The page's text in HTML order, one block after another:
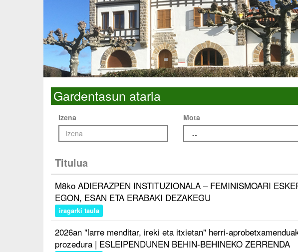
Gardentasun ataria
Izena
Mota
Titulua
M8ko ADIERAZPEN INSTITUZIONALA – FEMINISMOARI
EGON, ESAN ETA ERABAKI DEZAKEGU
iragarki taula
2026an "larre menditar, ireki eta itxietan" herri-
prozedura | ESLEIPENDUNEN BEHIN-BEHINEKO ZERRENDA